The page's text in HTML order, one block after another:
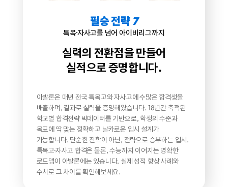
필승 전략7
특목·자사고를 넘어 아이비리그까지
실력의 전환점을 만들어
실적으로 증명합니다.
아발론은 매년 전국 특목고와 자사고에수많은 합격생을
배출하며, 결과로 실력을 증명해왔습니다. 18년간 축적된
학교별 합격전략 빅데이터를 기반으로, 학생의 수준과
목표에 딱 맞는 정확하고 날카로운 입시 설계가
가능합니다. 단순한 진학이 아닌, 전략으로 승부하는 입시.
특목고·자사고 합격은 물론, 수능까지 이어지는 명확한
로드맵이 아발론에는 있습니다. 실제 성적 향상 사례와
수치로 그 차이를 확인해보세요.